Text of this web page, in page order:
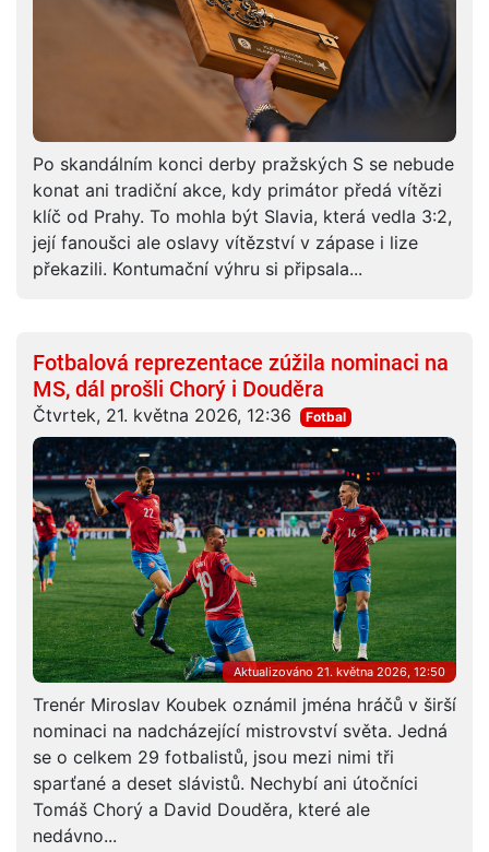
Po skandálním konci derby pražských S se nebude
konat ani tradiční akce, kdy primátor předá vítězi
klíč od Prahy. To mohla být Slavia, která vedla 3:2,
její fanoušci ale oslavy vítězství v zápase i lize
překazili. Kontumační výhru si připsala...
Fotbalová reprezentace zúžila nominaci na
MS, dál prošli Chorý i Douděra
Čtvrtek, 21. května 2026, 12:36 Fotbal
Aktualizováno 21. května 2026, 12:50
Trenér Miroslav Koubek oznámil jména hráčů v širší
nominaci na nadcházející mistrovství světa. Jedná
se o celkem 29 fotbalistů, jsou mezi nimi tři
sparťané a deset slávistů. Nechybí ani útočníci
Tomáš Chorý a David Douděra, které ale
nedávno...